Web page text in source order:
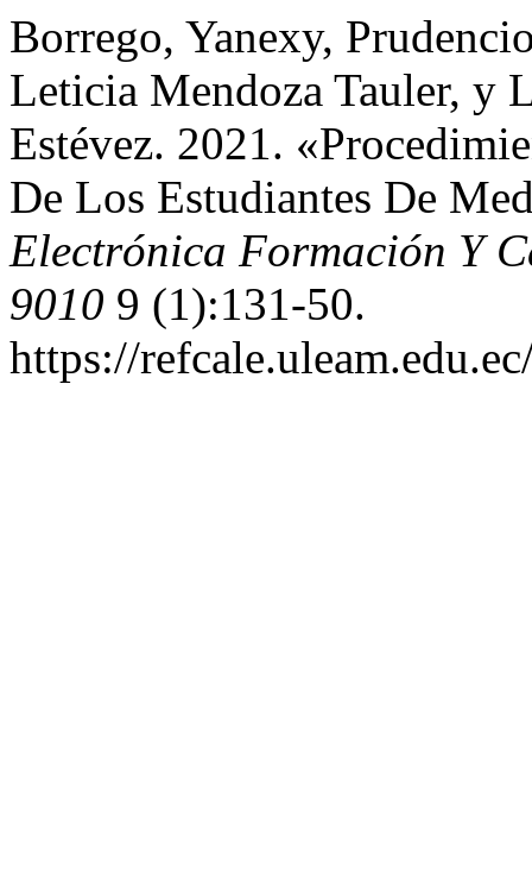
Borrego, Yanexy,
Leticia Mendoza Tauler, y
Estévez. 2021.
De Los Estudiantes De
Electrónica Formación Y
9010 9 (1):131-50.
https://